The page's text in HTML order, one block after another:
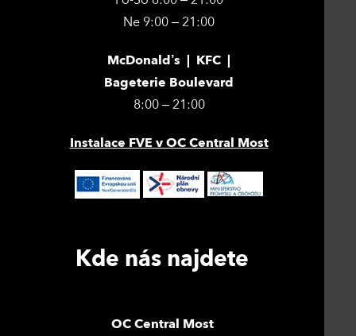
Ne 9:00 – 21:00
McDonald’s | KFC |
Bageterie Boulevard
8:00 – 21:00
Instalace FVE v OC Central Most
Kde nás najdete
OC Central Most